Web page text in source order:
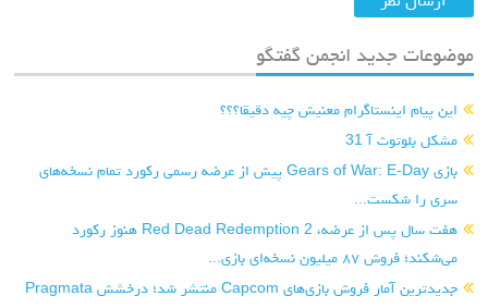
موضوعات جدید انجمن گفتگو
این پیام اینستاگرام معنیش چیه دقیقا؟؟؟
مشکل بلوتوث آ 31
بازی Gears of War: E-Day پیش از عرضه رسمی رکورد تمام نسخه‌های
سری را شکست...
هفت سال پس از عرضه، Red Dead Redemption 2 هنوز رکورد
می‌شکند؛ فروش ۸۷ میلیون نسخه‌ای بازی...
جدیدترین آمار فروش بازی‌های Capcom منتشر شد؛ درخشش Pragmata